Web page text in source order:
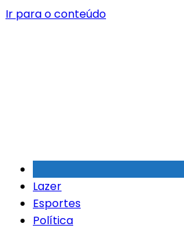
Ir para o conteúdo
Lazer
Esportes
Política